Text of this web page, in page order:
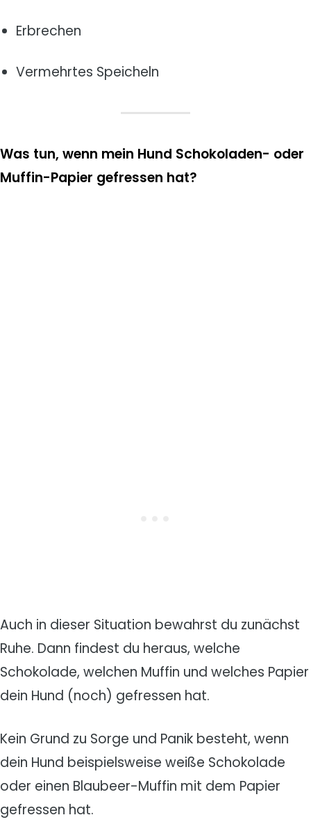
Erbrechen
Vermehrtes Speicheln
Was tun, wenn mein Hund Schokoladen- oder
Muffin-Papier gefressen hat?
Auch in dieser Situation bewahrst du zunächst
Ruhe. Dann findest du heraus, welche
Schokolade, welchen Muffin und welches Papier
dein Hund (noch) gefressen hat.
Kein Grund zu Sorge und Panik besteht, wenn
dein Hund beispielsweise weiße Schokolade
oder einen Blaubeer-Muffin mit dem Papier
gefressen hat.